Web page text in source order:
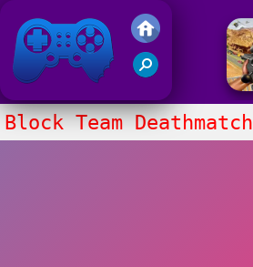
Juegos Friv 2020
Block Team Deathmatch